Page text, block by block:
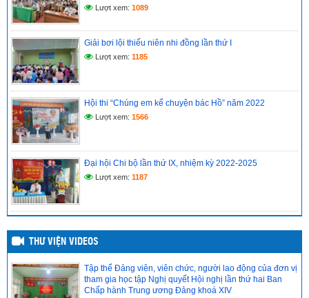
CHI BỘ CƠ SỞ TRƯỜNG TIỂU HỌC VĨNH PHONG 4 TỔ
CHỨC HỌC TẬP, QUÁN TRIỆT NGHỊ QUYẾT HỘI NGHỊ LẦN
THỨ II BAN CHẤP HÀNH TRUNG ƯƠNG ĐẢNG KHÓA XIV
(14/05/2026)
Hồ sơ đánh giá chuẩn nghề nghiệp giáo viên năm học
2025–2026
(12/05/2026)
Lượt xem: 1089
Giải bơi lội thiếu niên nhi đồng lần thứ I
Lượt xem: 1185
Hội thi “Chúng em kể chuyện bác Hồ” năm 2022
Lượt xem: 1566
Đại hội Chi bộ lần thứ IX, nhiệm kỳ 2022-2025
Lượt xem: 1187
THƯ VIỆN VIDEOS
Tập thể Đảng viên, viên chức, người lao động của đơn vị
tham gia học tập Nghị quyết Hội nghị lần thứ hai Ban
Chấp hành Trung ương Đảng khoá XIV